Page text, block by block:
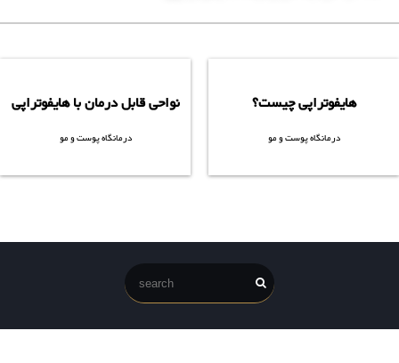
نواحی قابل درمان با هایفوتراپی
درمانگاه پوست و مو
هایفوتراپی چیست؟
درمانگاه پوست و مو